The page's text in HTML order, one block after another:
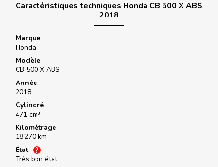
Caractéristiques techniques Honda CB 500 X ABS
2018
Marque
Honda
Modèle
CB 500 X ABS
Année
2018
Cylindré
471 cm³
Kilométrage
18 270 km
État
Très bon état